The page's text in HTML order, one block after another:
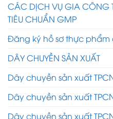
CÁC DỊCH VỤ GIA CÔNG
TIÊU CHUẨN GMP
Đăng ký hồ sơ thực
DÂY CHUYỀN SẢN XUẤT
Dây chuyền sản xuất
Dây chuyền sản xuất
Dây chuyền sản xuất